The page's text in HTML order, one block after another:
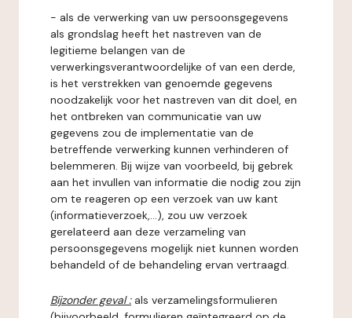
- als de verwerking van uw persoonsgegevens
als grondslag heeft het nastreven van de
legitieme belangen van de
verwerkingsverantwoordelijke of van een derde,
is het verstrekken van genoemde gegevens
noodzakelijk voor het nastreven van dit doel, en
het ontbreken van communicatie van uw
gegevens zou de implementatie van de
betreffende verwerking kunnen verhinderen of
belemmeren. Bij wijze van voorbeeld, bij gebrek
aan het invullen van informatie die nodig zou zijn
om te reageren op een verzoek van uw kant
(informatieverzoek,...), zou uw verzoek
gerelateerd aan deze verzameling van
persoonsgegevens mogelijk niet kunnen worden
behandeld of de behandeling ervan vertraagd.
Bijzonder geval : als verzamelingsformulieren